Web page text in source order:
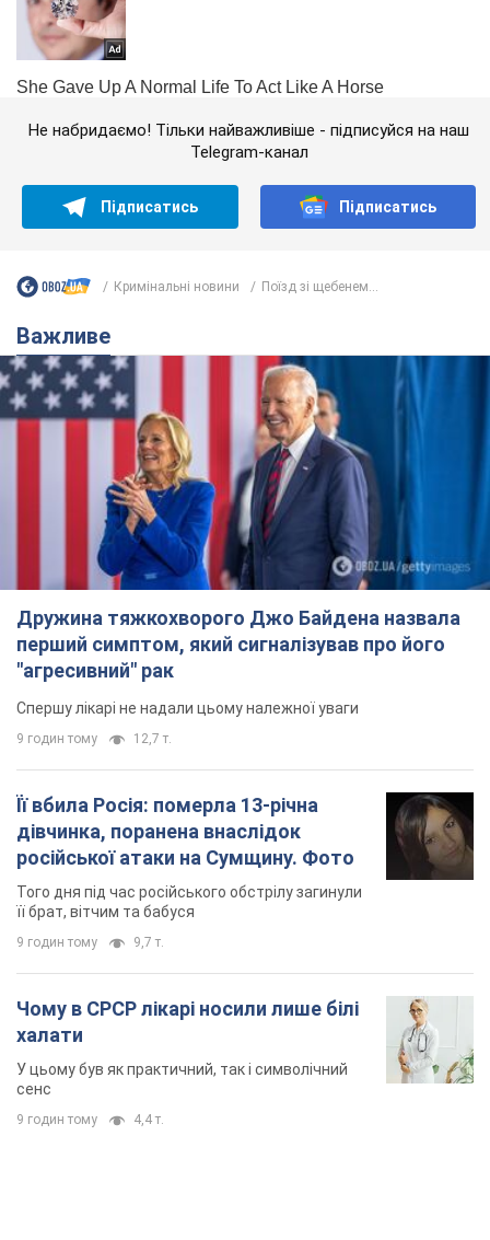
Не набридаємо! Тільки найважливіше - підписуйся на наш
Telegram-канал
Підписатись Підписатись
Кримінальні новини Поїзд зі щебенем...
Важливе
Дружина тяжкохворого Джо Байдена назвала
перший симптом, який сигналізував про його
"агресивний" рак
Спершу лікарі не надали цьому належної уваги
9 годин тому 12,7 т.
Її вбила Росія: померла 13-річна
дівчинка, поранена внаслідок
російської атаки на Сумщину. Фото
Того дня під час російського обстрілу загинули
її брат, вітчим та бабуся
9 годин тому 9,7 т.
Чому в СРСР лікарі носили лише білі
халати
У цьому був як практичний, так і символічний
сенс
9 годин тому 4,4 т.